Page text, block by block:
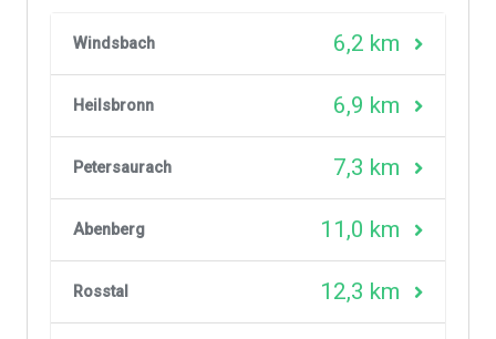
Windsbach 6,2 km
Heilsbronn 6,9 km
Petersaurach 7,3 km
Abenberg 11,0 km
Rosstal 12,3 km